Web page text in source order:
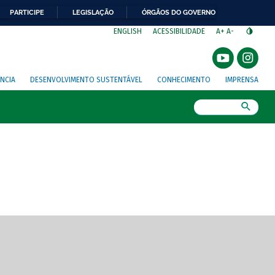
PARTICIPE LEGISLAÇÃO ÓRGÃOS DO GOVERNO
ENGLISH ACESSIBILIDADE A+ A-
DESENVOLVIMENTO SUSTENTÁVEL CONHECIMENTO IMPRENSA
de tela